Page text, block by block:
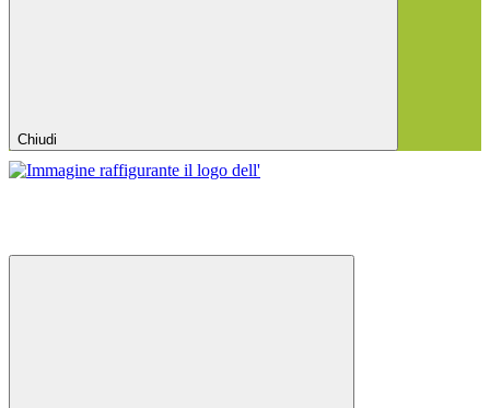
Chiudi